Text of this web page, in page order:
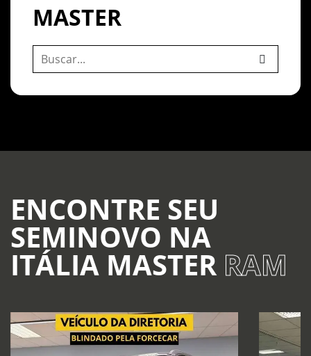
MASTER
ENCONTRE SEU
SEMINOVO NA
ITÁLIA MASTER RAM